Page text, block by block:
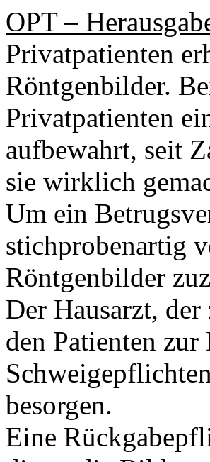
OPT –
Privatpatienten
Röntgenbilder.
Privatpatienten
aufbewahrt, seit
sie wirklich
Um ein
stichprobenartig
Röntgenbilder
Der Hausarzt,
den Patienten
besorgen.
Eine